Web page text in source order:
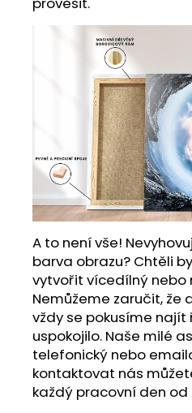
A to není vše!
barva obrazu? Chtěli
vytvořit vícedílný nebo
Nemůžeme zaručit, že
vždy se pokusíme najít
uspokojilo. Naše milé
telefonický nebo
kontaktovat nás
každý pracovní den od